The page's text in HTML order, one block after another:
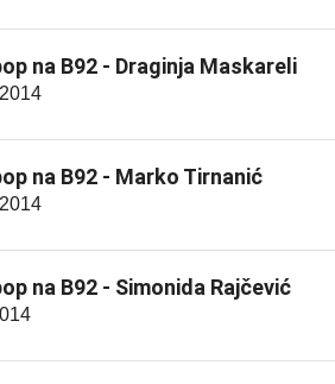
na B92 - Draginja Maskareli
na B92 - Marko Tirnanić
na B92 - Simonida Rajčević